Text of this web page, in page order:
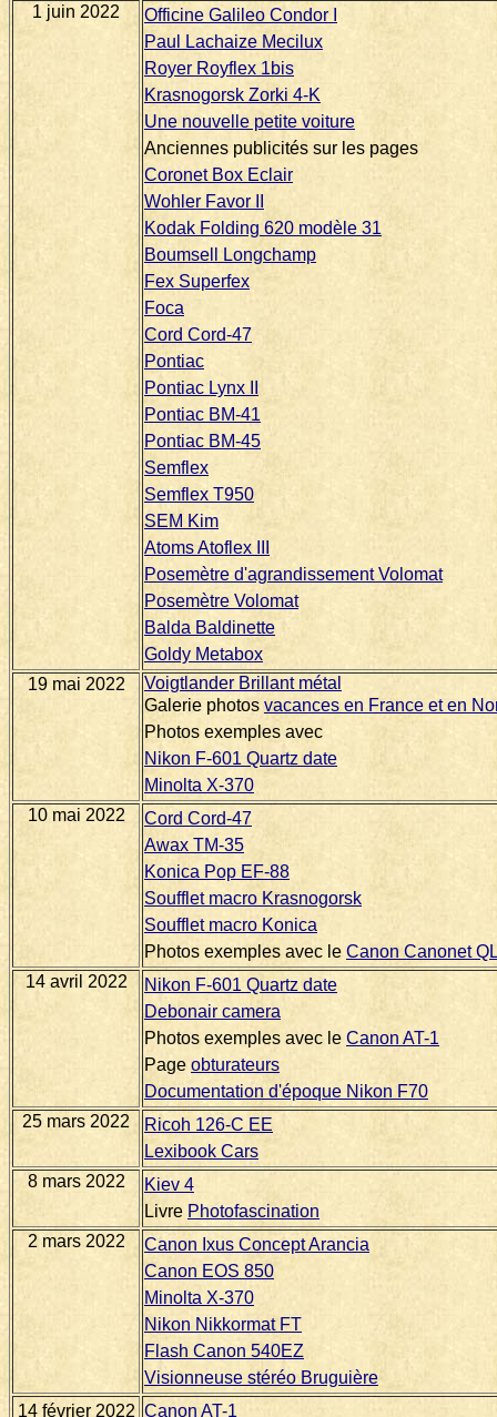
1 juin 2022
Officine Galileo Condor I
Paul Lachaize Mecilux
Royer Royflex 1bis
Krasnogorsk Zorki 4-K
Une nouvelle petite voiture
Anciennes publicités sur les pages
Coronet Box Eclair
Wohler Favor II
Kodak Folding 620 modèle 31
Boumsell Longchamp
Fex Superfex
Foca
Cord Cord-47
Pontiac
Pontiac Lynx II
Pontiac BM-41
Pontiac BM-45
Semflex
Semflex T950
SEM Kim
Atoms Atoflex III
Posemètre d'agrandissement Volomat
Posemètre Volomat
Balda Baldinette
Goldy Metabox
19 mai 2022
Voigtlander Brillant métal
Galerie photos vacances en France et en
Photos exemples avec
Nikon F-601 Quartz date
Minolta X-370
10 mai 2022
Cord Cord-47
Awax TM-35
Konica Pop EF-88
Soufflet macro Krasnogorsk
Soufflet macro Konica
Photos exemples avec le Canon Canonet
14 avril 2022
Nikon F-601 Quartz date
Debonair camera
Photos exemples avec le Canon AT-1
Page obturateurs
Documentation d'époque Nikon F70
25 mars 2022
Ricoh 126-C EE
Lexibook Cars
8 mars 2022
Kiev 4
Livre Photofascination
2 mars 2022
Canon Ixus Concept Arancia
Canon EOS 850
Minolta X-370
Nikon Nikkormat FT
Flash Canon 540EZ
Visionneuse stéréo Bruguière
14 février 2022 Canon AT-1